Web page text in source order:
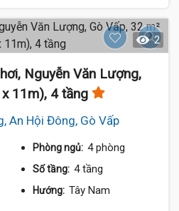
2
Nguyễn Văn Lượng,
11m), 4 tầng
An Hội Đông, Gò Vấp
Phòng ngủ: 4 phòng
Số tầng: 4 tầng
Hướng: Tây Nam